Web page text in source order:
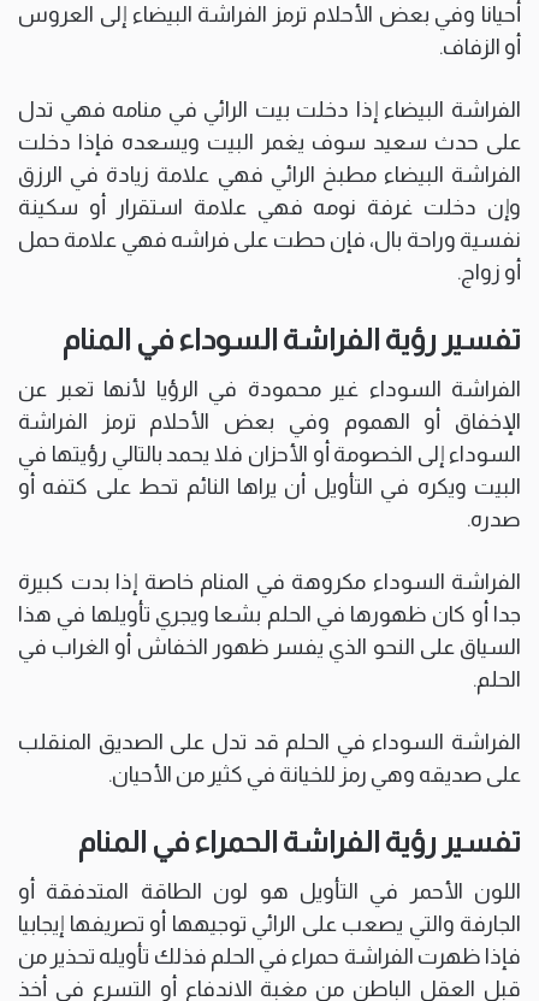
أحيانا وفي بعض الأحلام ترمز الفراشة البيضاء إلى العروس
أو الزفاف.
الفراشة البيضاء إذا دخلت بيت الرائي في منامه فهي تدل
على حدث سعيد سوف يغمر البيت ويسعده فإذا دخلت
الفراشة البيضاء مطبخ الرائي فهي علامة زيادة في الرزق
وإن دخلت غرفة نومه فهي علامة استقرار أو سكينة
نفسية وراحة بال، فإن حطت على فراشه فهي علامة حمل
أو زواج.
تفسير رؤية الفراشة السوداء في المنام
الفراشة السوداء غير محمودة في الرؤيا لأنها تعبر عن
الإخفاق أو الهموم وفي بعض الأحلام ترمز الفراشة
السوداء إلى الخصومة أو الأحزان فلا يحمد بالتالي رؤيتها في
البيت ويكره في التأويل أن يراها النائم تحط على كتفه أو
صدره.
الفراشة السوداء مكروهة في المنام خاصة إذا بدت كبيرة
جدا أو كان ظهورها في الحلم بشعا ويجري تأويلها في هذا
السياق على النحو الذي يفسر ظهور الخفاش أو الغراب في
الحلم.
الفراشة السوداء في الحلم قد تدل على الصديق المنقلب
على صديقه وهي رمز للخيانة في كثير من الأحيان.
تفسير رؤية الفراشة الحمراء في المنام
اللون الأحمر في التأويل هو لون الطاقة المتدفقة أو
الجارفة والتي يصعب على الرائي توجيهها أو تصريفها إيجابيا
فإذا ظهرت الفراشة حمراء في الحلم فذلك تأويله تحذير من
قبل العقل الباطن من مغبة الاندفاع أو التسرع في أخذ